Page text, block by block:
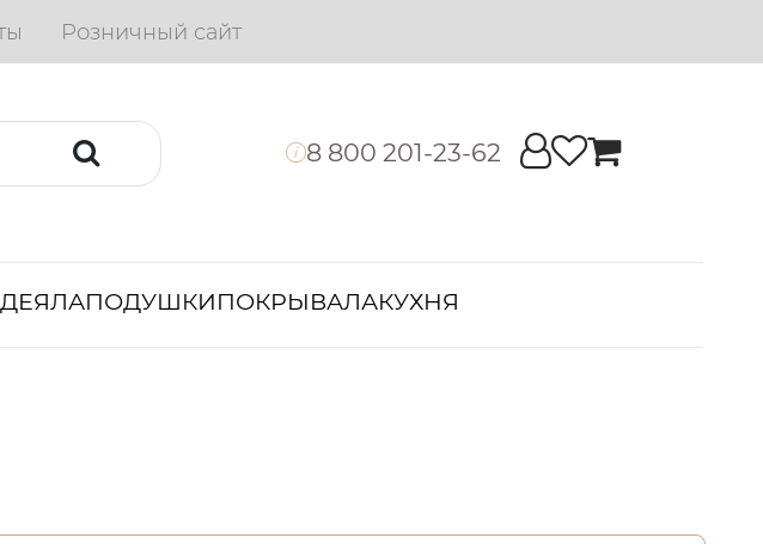
Розничный сайт
i 8 800 201-23-62
ПОДУШКИПОКРЫВАЛАКУХНЯ